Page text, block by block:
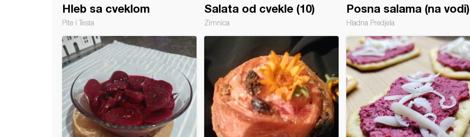
Hleb sa cveklom
Pite i Testa
Salata od cvekle (10)
Zimnica
Posna salama (na vodi)
Hladna Predjela
pljeskavice od cvekle